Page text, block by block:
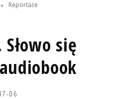
» Reportaże
się
06